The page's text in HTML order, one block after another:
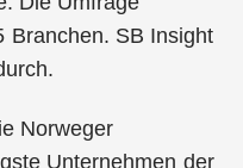
Branchen. SB Insight
Norweger
Unternehmen der